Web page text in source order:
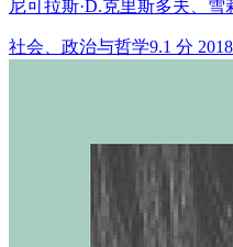
尼可拉斯·D.克里斯多夫、雪
社会、政治与哲学9.1 分 2018